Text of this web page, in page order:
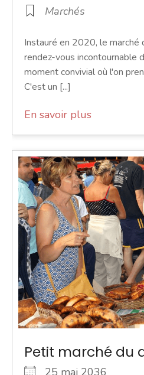
Marchés
Instauré en 2020, le marché
rendez-vous incontournable
moment convivial où l'on
C'est un [...]
En savoir plus
Petit marché du
25 mai 2036